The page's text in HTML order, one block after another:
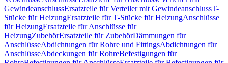
GewindeanschlussErsatzteile für Verteiler mit GewindeanschlussT-
Stücke für HeizungErsatzteile für T-Stücke für HeizungAnschlüsse
für HeizungErsatzteile für Anschlüsse für
HeizungZubehörErsatzteile für ZubehörDämmungen für
AnschlüsseAbdichtungen für Rohre und FittingsAbdichtungen für
AnschlüsseAbdeckungen für RohreBefestigungen für